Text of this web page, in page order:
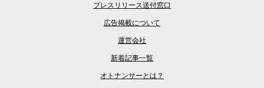
プレスリリース送付窓口
広告掲載について
運営会社
新着記事一覧
オトナンサーとは？